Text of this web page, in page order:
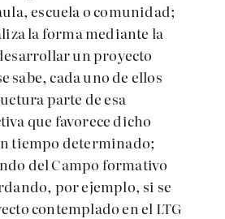
escuela o comunidad;
la forma mediante la
un proyecto
sabe, cada uno de ellos
parte de esa
que favorece dicho
tiempo determinado;
del Campo formativo
por ejemplo, si se
contemplado en el LTG